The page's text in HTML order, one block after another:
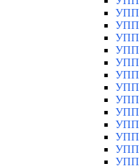
УПП
УПП
УПП
УПП
УПП
УПП
УПП
УПП
УПП
УПП
УПП
УПП
УПП